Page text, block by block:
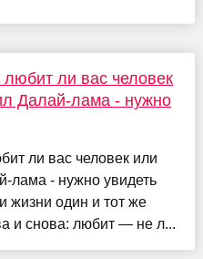
любит ли вас человек
Далай-лама - нужно
ли вас человек или
лама - нужно увидеть
жизни один и тот же
и снова: любит — не л...